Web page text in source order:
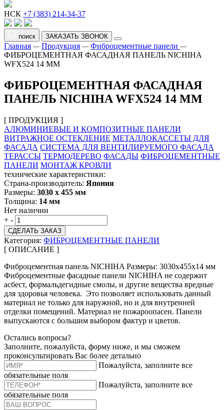
НСК +7 (383) 214-34-37
поиск ЗАКАЗАТЬ ЗВОНОК
Главная — Продукция — Фиброцементные панели —
ФИБРОЦЕМЕНТНАЯ ФАСАДНАЯ ПАНЕЛЬ NICHIHA
WFX524 14 ММ
ФИБРОЦЕМЕНТНАЯ ФАСАДНАЯ
ПАНЕЛЬ NICHIHA WFX524 14 ММ
[ ПРОДУКЦИЯ ]
АЛЮМИНИЕВЫЕ И КОМПОЗИТНЫЕ ПАНЕЛИ
ВИТРАЖНОЕ ОСТЕКЛЕНИЕ МЕТАЛЛОКАССЕТЫ ДЛЯ
ФАСАДА СИСТЕМА ДЛЯ ВЕНТИЛИРУЕМОГО ФАСАДА
ТЕРАССЫ ТЕРМОДЕРЕВО ФАСАДЫ ФИБРОЦЕМЕНТНЫЕ
ПАНЕЛИ МОНТАЖ КРОВЛИ
технические характеристики:
Страна-производитель: Япония
Размеры: 3030 х 455 мм
Толщина: 14 мм
Нет наличии
+ -
СДЕЛАТЬ ЗАКАЗ
Категория: ФИБРОЦЕМЕНТНЫЕ ПАНЕЛИ
[ ОПИСАНИЕ ]
Фиброцементная панель NICHIHA Размеры: 3030х455х14 мм
Фиброцементные фасадные панели NICHIHA не содержит
асбест, формальдегидные смолы, и другие вещества вредные
для здоровья человека. Это позволяет использовать данный
материал не только для наружной, но и для внутренней
отделки помещений. Материал не пожароопасен. Панели
выпускаются с большим выбором фактур и цветов.
Остались вопросы?
Заполните, пожалуйста, форму ниже, и мы сможем
проконсультировать Вас более детально
Пожалуйста, заполните все
обязательные поля
Пожалуйста, заполните все
обязательные поля